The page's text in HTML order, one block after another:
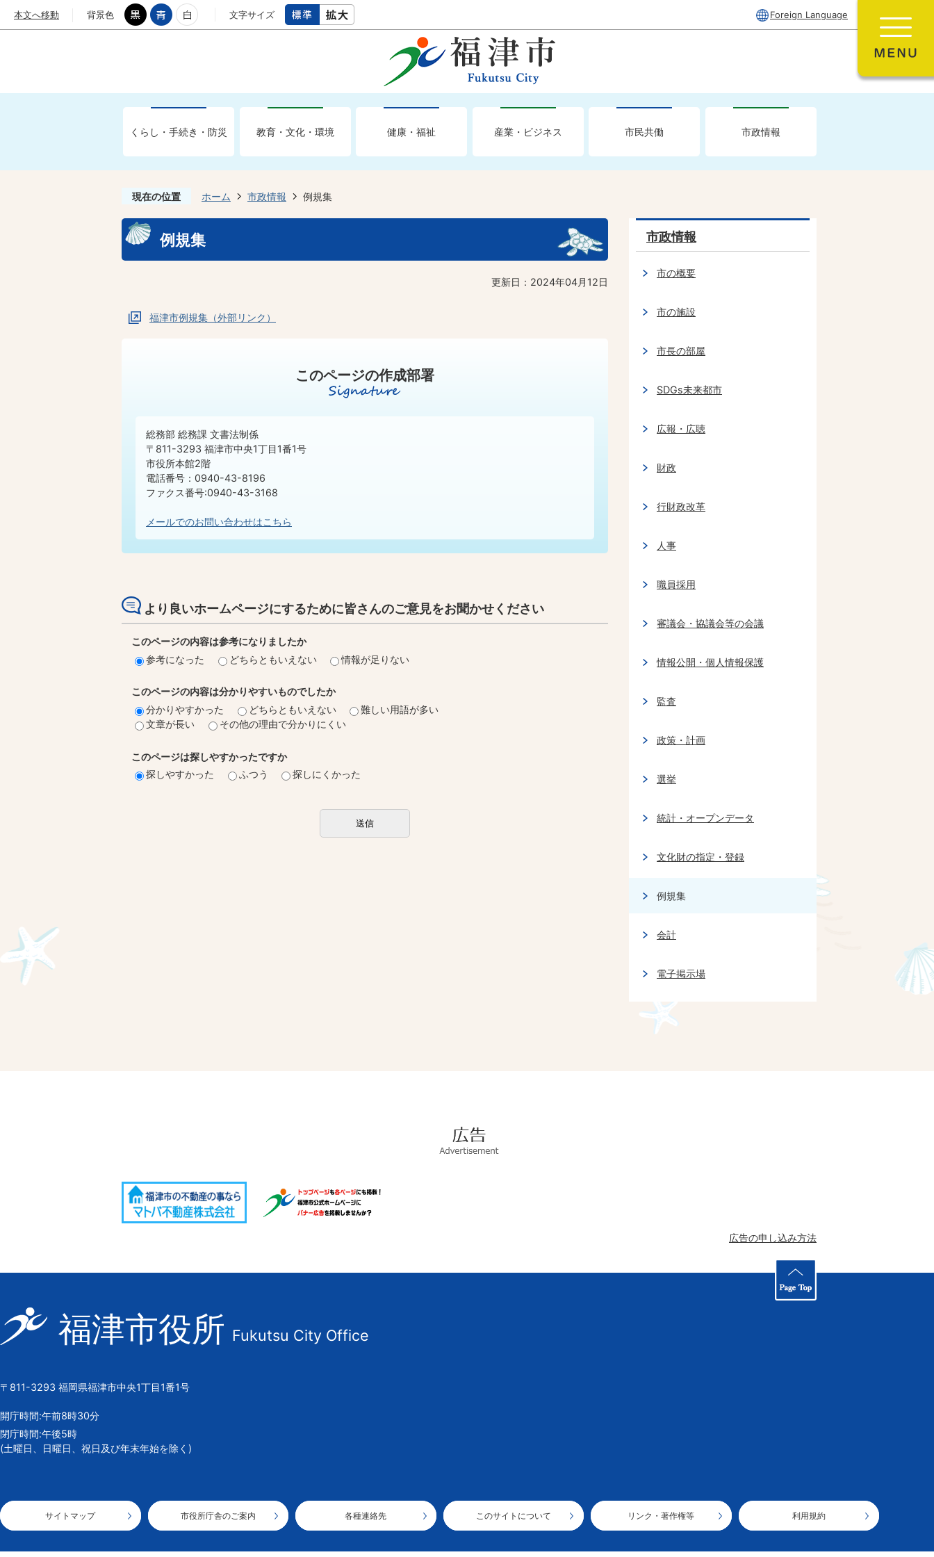
本文へ移動 背景色 文字サイズ Foreign Language
くらし・手続き・防災 教育・文化・環境 健康・福祉 産業・ビジネス 市民共働 市政情報
現在の位置 ホーム 市政情報 例規集
例規集
更新日：2024年04月12日
福津市例規集（外部リンク）
このページの作成部署
総務部 総務課 文書法制係
〒811-3293 福津市中央1丁目1番1号
市役所本館2階
電話番号：0940-43-8196
ファクス番号:0940-43-3168
メールでのお問い合わせはこちら
より良いホームページにするために皆さんのご意見をお聞かせください
このページの内容は参考になりましたか
参考になった
どちらともいえない 情報が足りない
このページの内容は分かりやすいものでしたか
分かりやすかった
どちらともいえない
難しい用語が多い
文章が長い
その他の理由で分かりにくい
このページは探しやすかったですか
探しやすかった
ふつう 探しにくかった
市政情報
市の概要
市の施設
市長の部屋
SDGs未来都市
広報・広聴
財政
行財政改革
人事
職員採用
審議会・協議会等の会議
情報公開・個人情報保護
監査
政策・計画
選挙
統計・オープンデータ
文化財の指定・登録
例規集
会計
電子掲示場
告
広告の申し込み方法
福
津
市
章
福津市役所 Fukutsu City Office
〒811-3293 福岡県福津市中央1丁目1番1号
開庁時間:午前8時30分
閉庁時間:午後5時
(土曜日、日曜日、祝日及び年末年始を除く)
サイトマップ 市役所庁舎のご案内 各種連絡先 このサイトについて リンク・著作権等 利用規約